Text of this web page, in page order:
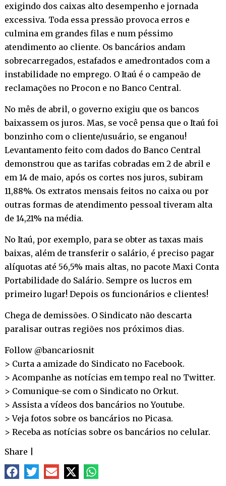
exigindo dos caixas alto desempenho e jornada
excessiva. Toda essa pressão provoca erros e
culmina em grandes filas e num péssimo
atendimento ao cliente. Os bancários andam
sobrecarregados, estafados e amedrontados com a
instabilidade no emprego. O Itaú é o campeão de
reclamações no Procon e no Banco Central.
No mês de abril, o governo exigiu que os bancos
baixassem os juros. Mas, se você pensa que o Itaú foi
bonzinho com o cliente/usuário, se enganou!
Levantamento feito com dados do Banco Central
demonstrou que as tarifas cobradas em 2 de abril e
em 14 de maio, após os cortes nos juros, subiram
11,88%. Os extratos mensais feitos no caixa ou por
outras formas de atendimento pessoal tiveram alta
de 14,21% na média.
No Itaú, por exemplo, para se obter as taxas mais
baixas, além de transferir o salário, é preciso pagar
alíquotas até 56,5% mais altas, no pacote Maxi Conta
Portabilidade do Salário. Sempre os lucros em
primeiro lugar! Depois os funcionários e clientes!
Chega de demissões. O Sindicato não descarta
paralisar outras regiões nos próximos dias.
Follow @bancariosnit
> Curta a amizade do Sindicato no Facebook.
> Acompanhe as notícias em tempo real no Twitter.
> Comunique-se com o Sindicato no Orkut.
> Assista a vídeos dos bancários noYoutube.
> Veja fotos sobre os bancários no Picasa.
> Receba as notícias sobre os bancários no celular.
Share